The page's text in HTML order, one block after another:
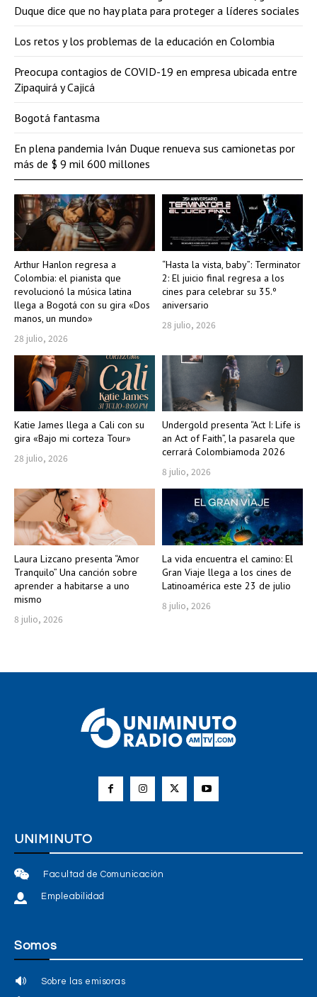
Arthur Hanlon regresa a
Colombia: el pianista que
revolucionó la música latina
llega a Bogotá con su gira «Dos
manos, un mundo»
28 julio, 2026
“Hasta la vista, baby”: Terminator
2: El juicio final regresa a los
cines para celebrar su 35.º
aniversario
28 julio, 2026
Katie James llega a Cali con su
gira «Bajo mi corteza Tour»
28 julio, 2026
Undergold presenta “Act I: Life is
an Act of Faith”, la pasarela que
cerrará Colombiamoda 2026
8 julio, 2026
Laura Lizcano presenta “Amor
Tranquilo” Una canción sobre
aprender a habitarse a uno
mismo
8 julio, 2026
La vida encuentra el camino: El
Gran Viaje llega a los cines de
Latinoamérica este 23 de julio
8 julio, 2026
Duque dice que no hay plata para proteger a líderes sociales
Los retos y los problemas de la educación en Colombia
Preocupa contagios de COVID-19 en empresa ubicada entre
Zipaquirá y Cajicá
Bogotá fantasma
En plena pandemia Iván Duque renueva sus camionetas por
más de $ 9 mil 600 millones
UNIMINUTO
Facultad de Comunicación
Empleabilidad
Somos
Sobre las emisoras